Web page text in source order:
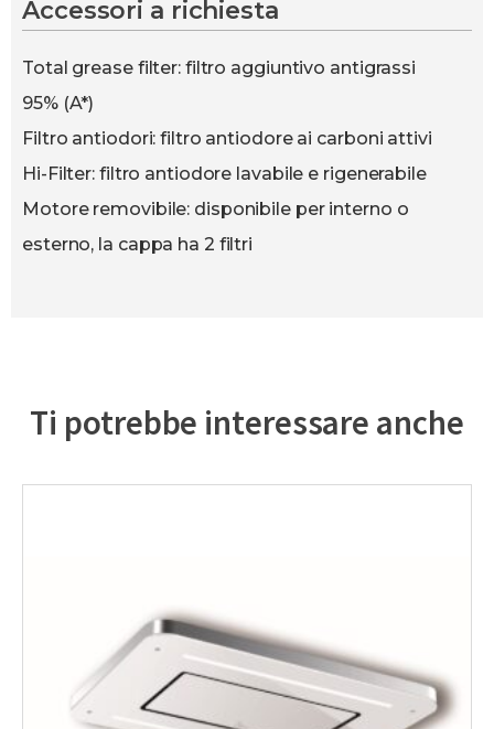
Accessori a richiesta
Total grease filter: filtro aggiuntivo antigrassi
95% (A*)
Filtro antiodori: filtro antiodore ai carboni attivi
Hi-Filter: filtro antiodore lavabile e rigenerabile
Motore removibile: disponibile per interno o
esterno, la cappa ha 2 filtri
Ti potrebbe interessare anche